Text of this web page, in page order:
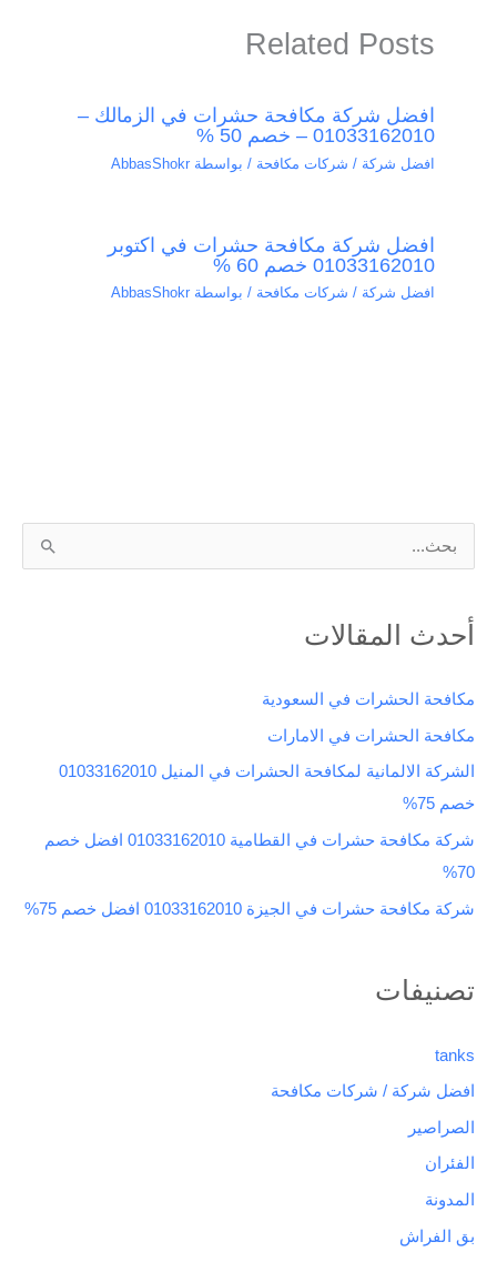
Related Posts
افضل شركة مكافحة حشرات في الزمالك –
01033162010 – خصم 50 %
افضل شركة / شركات مكافحة / بواسطة AbbasShokr
افضل شركة مكافحة حشرات في اكتوبر
01033162010 خصم 60 %
افضل شركة / شركات مكافحة / بواسطة AbbasShokr
ب
ح
ن
:
أحدث المقالات
مكافحة الحشرات في السعودية
مكافحة الحشرات في الامارات
الشركة الالمانية لمكافحة الحشرات في المنيل 01033162010
خصم 75%
شركة مكافحة حشرات في القطامية 01033162010 افضل خصم
70%
شركة مكافحة حشرات في الجيزة 01033162010 افضل خصم 75%
تصنيفات
tanks
افضل شركة / شركات مكافحة
الصراصير
الفئران
المدونة
بق الفراش